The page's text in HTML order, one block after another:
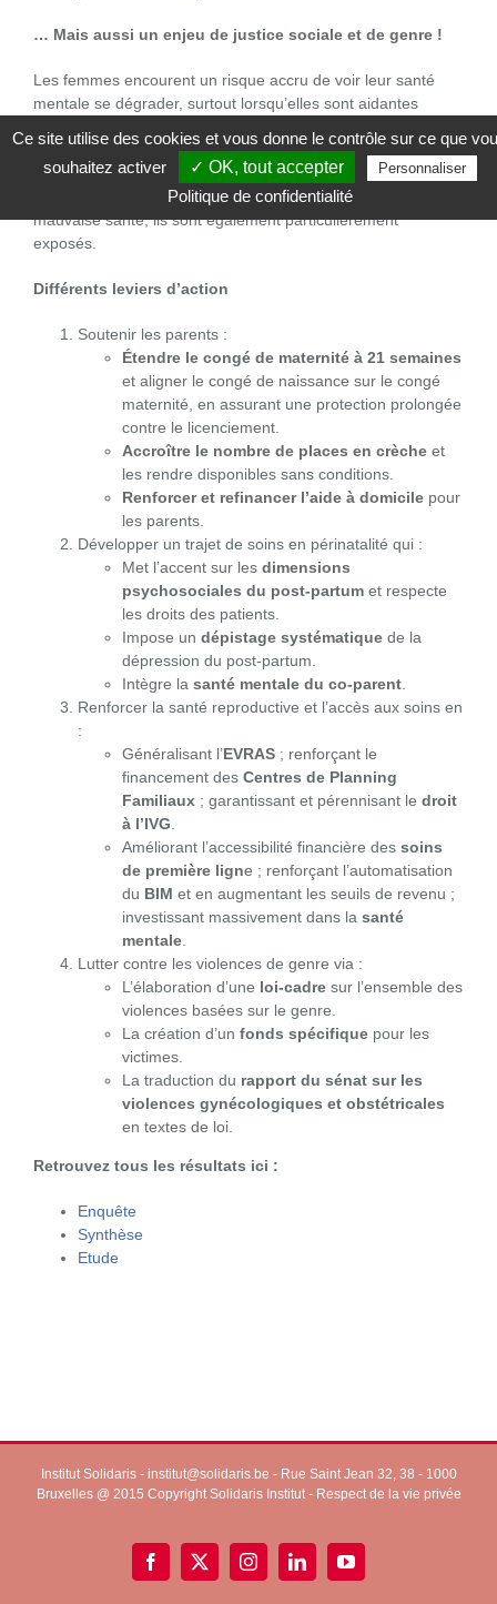
… Mais aussi un enjeu de justice sociale et de genre !
Les femmes encourent un risque accru de voir leur santé
mentale se dégrader, surtout lorsqu’elles sont aidantes
ou ont connu des difficultés avec le personnel soignant. Le
manque de soutien est aussi un facteur de risque pour les
mères. Quant aux parents jeunes ou ayant un enfant en
mauvaise santé, ils sont également particulièrement
exposés.
Différents leviers d’action
Soutenir les parents :
Étendre le congé de maternité à 21 semaines
et aligner le congé de naissance sur le congé
maternité, en assurant une protection prolongée
contre le licenciement.
Accroître le nombre de places en crèche et
les rendre disponibles sans conditions.
Renforcer et refinancer l’aide à domicile pour
les parents.
Développer un trajet de soins en périnatalité qui :
Met l’accent sur les dimensions
psychosociales du post-partum et respecte
les droits des patients.
Impose un dépistage systématique de la
dépression du post-partum.
Intègre la santé mentale du co-parent.
Renforcer la santé reproductive et l’accès aux soins en
:
Généralisant l’EVRAS ; renforçant le
financement des Centres de Planning
Familiaux ; garantissant et pérennisant le droit
à l’IVG.
Améliorant l’accessibilité financière des soins
de première ligne ; renforçant l’automatisation
du BIM et en augmentant les seuils de revenu ;
investissant massivement dans la santé
mentale.
Lutter contre les violences de genre via :
L’élaboration d’une loi-cadre sur l’ensemble des
violences basées sur le genre.
La création d’un fonds spécifique pour les
victimes.
La traduction du rapport du sénat sur les
violences gynécologiques et obstétricales
en textes de loi.
Retrouvez tous les résultats ici :
Enquête
Synthèse
Etude
Institut Solidaris - institut@solidaris.be - Rue Saint Jean 32, 38 - 1000
Bruxelles @ 2015 Copyright Solidaris Institut - Respect de la vie privée
Facebook
X InstagramLinkedInYouTube
Ce site utilise des cookies et vous donne le contrôle sur ce que
souhaitez activer
✓ OK, tout accepter Personnaliser
Politique de confidentialité